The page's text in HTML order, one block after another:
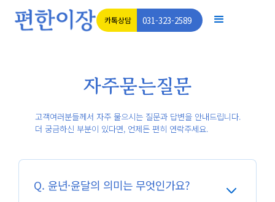
카톡상담 031-323-2589
자주묻는질문
고객여러분들께서 자주 물으시는 질문과 답변을 안내드립니다.
더 궁금하신 부분이 있다면, 언제든 편히 연락주세요.
Q. 윤년·윤달의 의미는 무엇인가요?